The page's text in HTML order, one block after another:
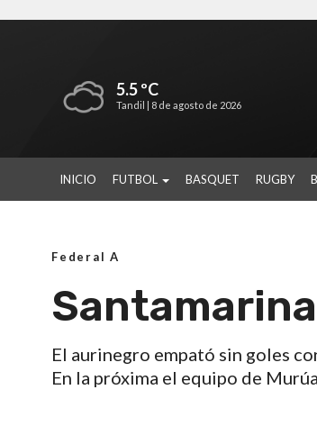
5.5 ºC
Tandil | 8 de agosto de 2026
INICIO FUTBOL BASQUET RUGBY
Federal A
El aurinegro empató sin goles
En la próxima el equipo de